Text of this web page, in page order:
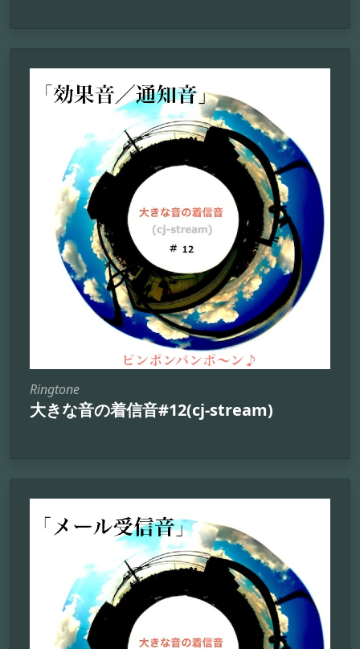
Ringtone
大きな音の着信音#12(cj-stream)